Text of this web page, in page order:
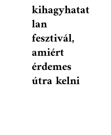
kihagyhatat
lan
fesztivál,
amiért
érdemes
útra kelni